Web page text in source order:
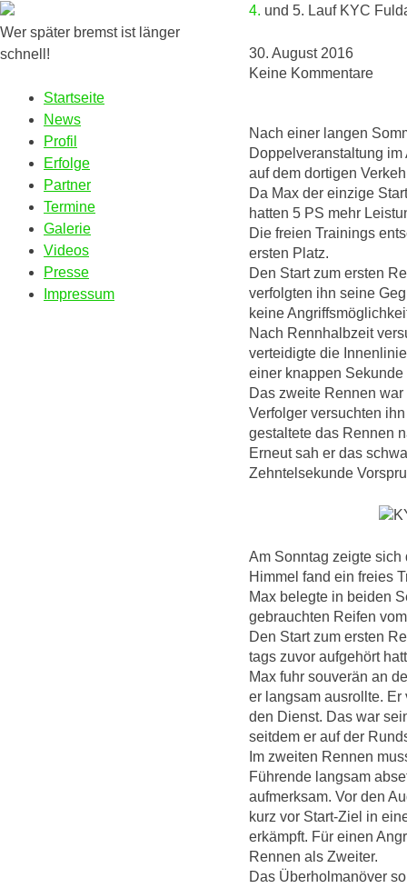
Wer später bremst ist länger
schnell!
Startseite
News
Profil
Erfolge
Partner
Termine
Galerie
Videos
Presse
Impressum
4. und 5. Lauf KYC
30. August 2016
Keine Kommentare
Nach einer langen
Doppelveranstaltung
auf dem dortigen
Da Max der einzige
hatten 5 PS mehr
Die freien Trainings
ersten Platz.
Den Start zum ersten
verfolgten ihn seine
keine
Nach Rennhalbzeit
verteidigte die
einer knappen
Das zweite Rennen
Verfolger versuchten
gestaltete das Rennen
Erneut sah er das
Zehntelsekunde
Am Sonntag zeigte
Himmel fand ein freies
Max belegte in beiden
gebrauchten Reifen
Den Start zum ersten
tags zuvor aufgehört
Max fuhr souverän an
er langsam ausrollte.
den Dienst. Das war
seitdem er auf der
Im zweiten Rennen
Führende langsam
aufmerksam. Vor den
kurz vor Start-Ziel in
erkämpft. Für einen
Rennen als Zweiter.
Das Überholmanöver